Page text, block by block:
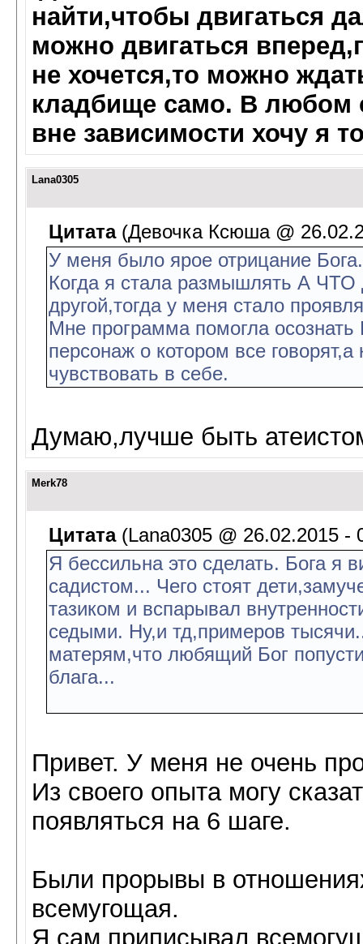
найти,чтобы двигаться
можно двигаться
не хочется,то можно
кладбище само. В любом
вне зависимости хочу я
Lana0305
Цитата(Девочка Ксюша @
У меня было ярое отрицание
Когда я стала размышлять А
другой,тогда у меня стало
Мне программа помогла осознать
персонаж о котором все
чувствовать в себе.
Думаю,лучше быть
Merk78
Цитата(Lana0305 @ 26.02.2015 -
Я бессильна это сделать. Бога я
садистом... Чего стоят
тазиком и вспарывал
седыми. Ну,и тд,примеров
матерям,что любящий Бог
блага...
Привет. У меня не очень
Из своего опыта могу
появляться на 6 шаге.
Были прорывы в
всемугощая.
Я сам приписывал